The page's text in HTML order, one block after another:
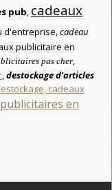
pub, cadeaux
d'entreprise,cadeau
publicitaire en
pas cher,
,destockage d'articles
cadeaux
en